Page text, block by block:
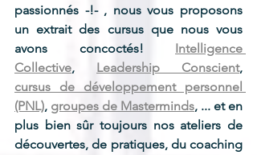
passionnés -!- , nous vous proposons
un extrait des cursus que nous vous
avons concoctés!
Intelligence
Collective, Leadership Conscient
cursus de développement personnel
(PNL), groupes de Masterminds, ... et en
plus bien sûr toujours nos ateliers de
découvertes, de pratiques, du coaching